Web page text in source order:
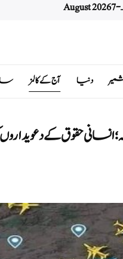
دنیا آج کے کالمز
انسانی حقوق کے